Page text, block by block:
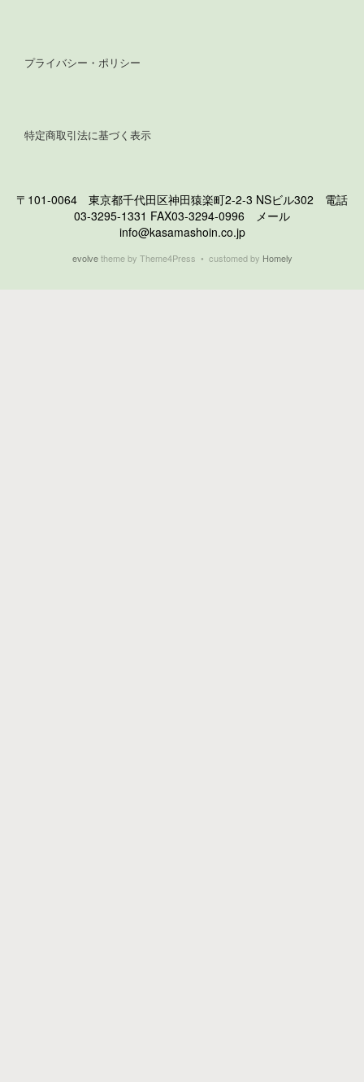
プライバシー・ポリシー
特定商取引法に基づく表示
〒101-0064 東京都千代田区神田猿楽町2-2-3 NSビル302 電話
03-3295-1331 FAX03-3294-0996 メール
info@kasamashoin.co.jp
evolvetheme by Theme4Press • customed by Homely